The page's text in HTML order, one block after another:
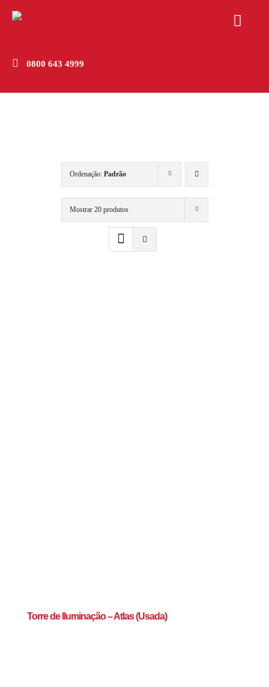
Produtos
0800 643 4999
Ordenação: Padrão
Mostrar 20 produtos
Torre de Iluminação – Atlas (Usada)